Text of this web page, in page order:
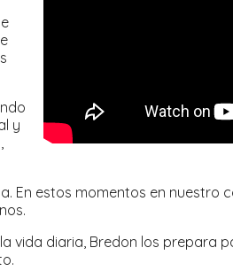
y
estos momentos en nuestro
diaria, Bredon los prepara